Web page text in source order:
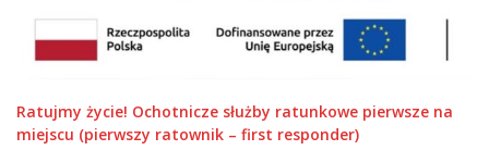
Ratujmy życie! Ochotnicze służby ratunkowe pierwsze na
miejscu (pierwszy ratownik – first responder)